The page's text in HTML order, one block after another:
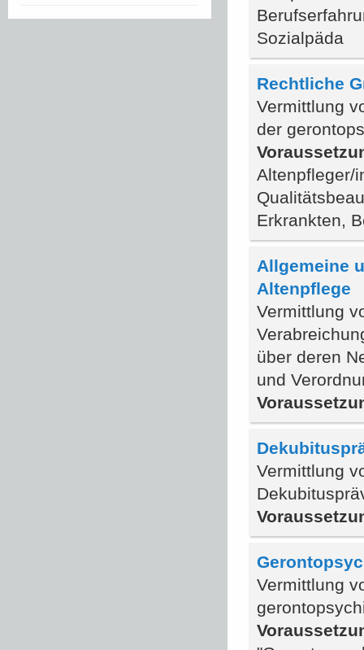
Sozialpäda
Rechtliche
Vermittlung
der
Altenpfleger/
Erkrankten,
Allgemeine
Altenpflege
Vermittlung
über deren
und
Vermittlung
Vermittlung